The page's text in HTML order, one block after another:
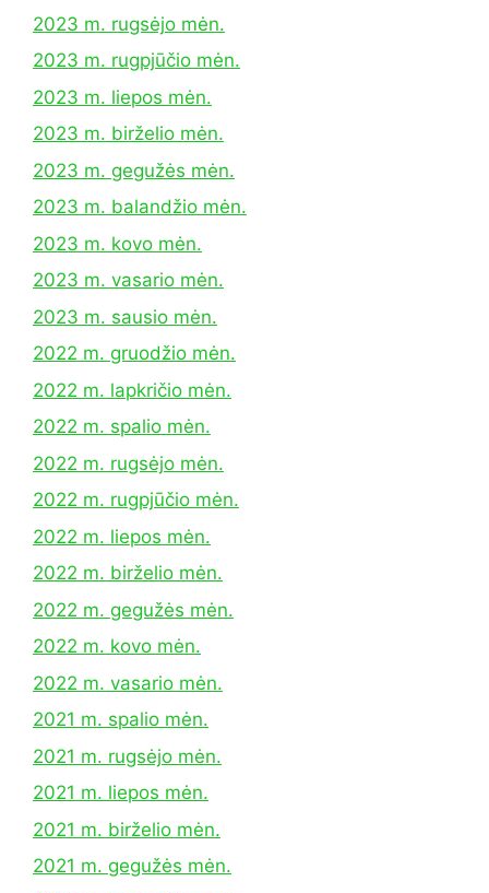
2023 m. rugsėjo mėn.
2023 m. rugpjūčio mėn.
2023 m. liepos mėn.
2023 m. birželio mėn.
2023 m. gegužės mėn.
2023 m. balandžio mėn.
2023 m. kovo mėn.
2023 m. vasario mėn.
2023 m. sausio mėn.
2022 m. gruodžio mėn.
2022 m. lapkričio mėn.
2022 m. spalio mėn.
2022 m. rugsėjo mėn.
2022 m. rugpjūčio mėn.
2022 m. liepos mėn.
2022 m. birželio mėn.
2022 m. gegužės mėn.
2022 m. kovo mėn.
2022 m. vasario mėn.
2021 m. spalio mėn.
2021 m. rugsėjo mėn.
2021 m. liepos mėn.
2021 m. birželio mėn.
2021 m. gegužės mėn.